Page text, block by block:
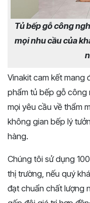
Tủ bếp gỗ công
mọi nhu cầu của
Vinakit cam kết mang
phẩm tủ bếp gỗ công
mọi yêu cầu về thẩm
không gian bếp lý
hàng.
Chúng tôi sử dụng
thị trường, nếu quý
đạt chuẩn chất lượng